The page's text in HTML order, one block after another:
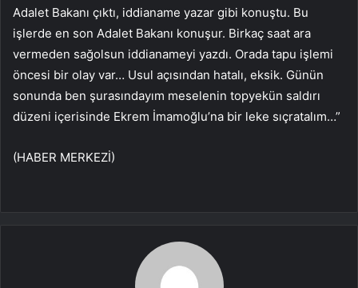
Adalet Bakanı çıktı, iddianame yazar gibi konuştu. Bu
işlerde en son Adalet Bakanı konuşur. Birkaç saat ara
vermeden sağolsun iddianameyi yazdı. Orada tapu işlemi
öncesi bir olay var… Usul açısından hatalı, eksik. Günün
sonunda ben şurasındayım meselenin topyekün saldırı
düzeni içerisinde Ekrem İmamoğlu’na bir leke sıçratalım…”
(HABER MERKEZİ)